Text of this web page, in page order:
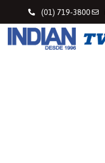
(01) 719-3800